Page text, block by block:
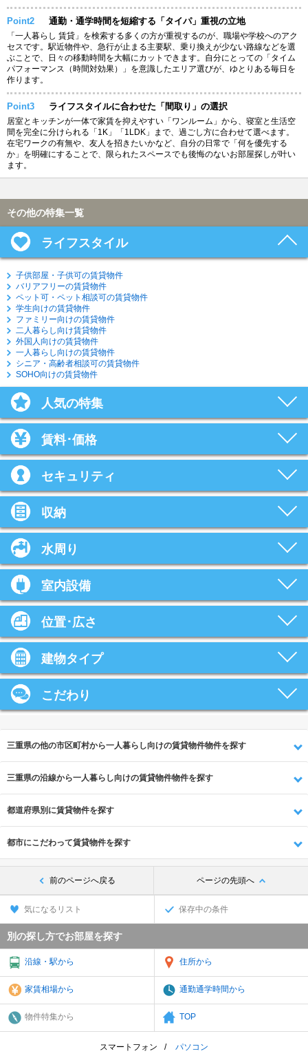
Point2 通勤・通学時間を短縮する「タイパ」重視の立地
「一人暮らし 賃貸」を検索する多くの方が重視するのが、職場や学校へのアク
セスです。駅近物件や、急行が止まる主要駅、乗り換えが少ない路線などを選
ぶことで、日々の移動時間を大幅にカットできます。自分にとっての「タイム
パフォーマンス（時間対効果）」を意識したエリア選びが、ゆとりある毎日を
作ります。
Point3 ライフスタイルに合わせた「間取り」の選択
居室とキッチンが一体で家賃を抑えやすい「ワンルーム」から、寝室と生活空
間を完全に分けられる「1K」「1LDK」まで、過ごし方に合わせて選べます。
在宅ワークの有無や、友人を招きたいかなど、自分の日常で「何を優先する
か」を明確にすることで、限られたスペースでも後悔のないお部屋探しが叶い
ます。
その他の特集一覧
ライフスタイル
子供部屋・子供可の賃貸物件
バリアフリーの賃貸物件
ペット可・ペット相談可の賃貸物件
学生向けの賃貸物件
ファミリー向けの賃貸物件
二人暮らし向け賃貸物件
外国人向けの賃貸物件
一人暮らし向けの賃貸物件
シニア・高齢者相談可の賃貸物件
SOHO向けの賃貸物件
人気の特集
賃料･価格
セキュリティ
収納
水周り
室内設備
位置･広さ
建物タイプ
こだわり
三重県の他の市区町村から一人暮らし向けの賃貸物件物件を探す
三重県の沿線から一人暮らし向けの賃貸物件物件を探す
都道府県別に賃貸物件を探す
都市にこだわって賃貸物件を探す
前のページへ戻る ページの先頭へ
気になるリスト 保存中の条件
別の探し方でお部屋を探す
沿線・駅から 住所から
家賃相場から 通勤通学時間から
物件特集から TOP
スマートフォン パソコン